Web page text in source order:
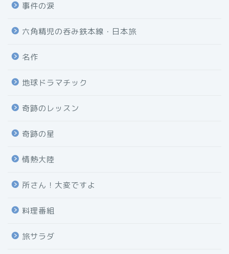
事件の涙
六角精児の呑み鉄本線・日本旅
名作
地球ドラマチック
奇跡のレッスン
奇跡の星
情熱大陸
所さん！大変ですよ
料理番組
旅サラダ